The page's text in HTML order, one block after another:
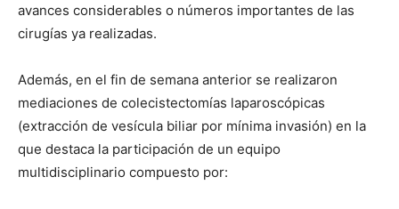
avances considerables o números importantes de las
cirugías ya realizadas.
Además, en el fin de semana anterior se realizaron
mediaciones de colecistectomías laparoscópicas
(extracción de vesícula biliar por mínima invasión) en la
que destaca la participación de un equipo
multidisciplinario compuesto por: